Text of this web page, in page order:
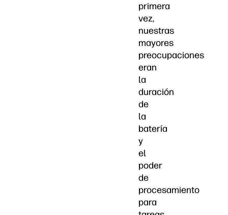
primera
vez,
nuestras
mayores
preocupaciones
eran
la
duración
de
la
batería
y
el
poder
de
procesamiento
para